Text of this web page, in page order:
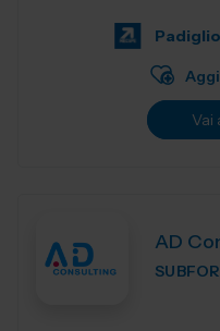
Vai
AD